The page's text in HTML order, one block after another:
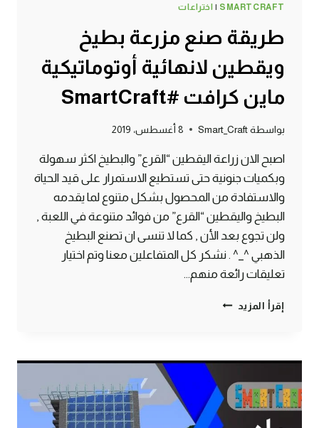
SMARTCRAFT
| اختراعات
طريقة صنع مزرعة بطيخ
ويقطين لانهائية أوتوماتيكية
ماين كرافت #SmartCraft
بواسطة Smart_Craft 8 أغسطس، 2019
اصبح الان زراعة اليقطين “القرع” والبطيخ اكثر سهولة
وبكميات جنونية حتى تستطيع الاستمرار على قيد الحياة
والاستفادة من المحصول بشكل متنوع لما يقدمه
البطيخ واليقطين “القرع” من فوائد متنوعة في اللعبة ,
ولن تجوع بعد الأن , كما لا تنسى ان تصنع البطيخ
الذهبي ^_^ . نشكر كل المتفاعلين معنا وتم اختيار
تعليقات رائعة منهم…
إقرأ المزيد طريقة
ويقطين
لانهائية
أوتوماتيكية
ماين
كرافت